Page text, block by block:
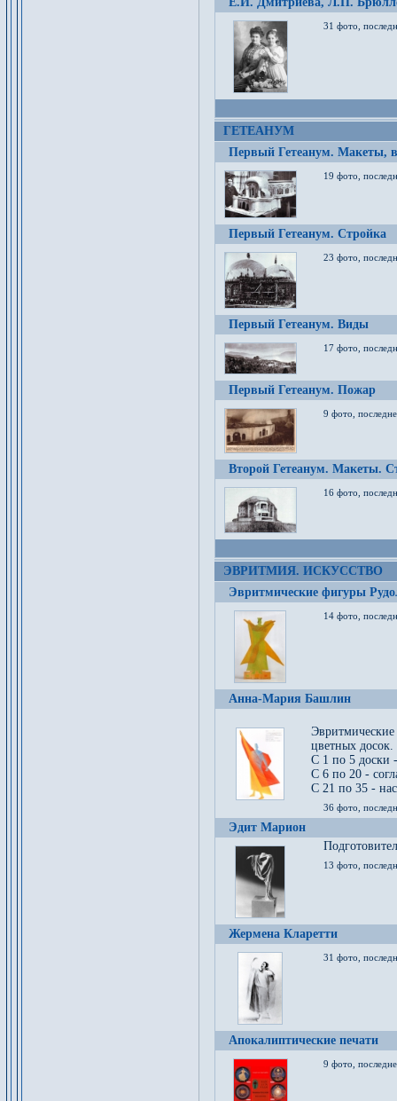
31 фото,
ГЕТЕАНУМ
Первый Гетеанум. Макеты,
19 фото,
Первый Гетеанум. Стройка
23 фото,
Первый Гетеанум. Виды
17 фото,
Первый Гетеанум. Пожар
9 фото,
Второй Гетеанум. Макеты.
16 фото,
ЭВРИТМИЯ. ИСКУССТВО
Эвритмические фигуры
14 фото,
Анна-Мария Башлин
цветных досок.
С 1 по 5 доски
С 6 по 20 -
С 21 по 35 -
36 фото,
Эдит Марион
13 фото,
Жермена Кларетти
31 фото,
Апокалиптические печати
9 фото,